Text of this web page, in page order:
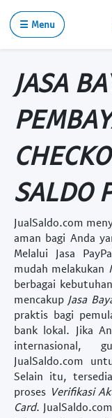
☰ Menu
JASA
SALDO
JualSaldo.com
aman bagi Anda
Melalui Jasa
mudah melakukan
berbagai
mencakup Jasa
praktis bagi
bank lokal. Jika
internasional,
JualSaldo.com
Selain itu, tersedia
proses Verifikasi
Card.